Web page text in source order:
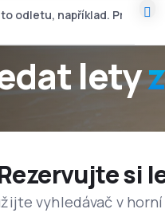
lety
si
vyhledávač v